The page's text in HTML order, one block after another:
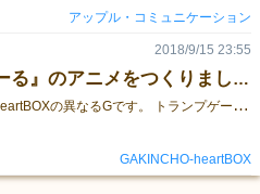
アップル・コミュニケーション
『甲冑どーる』のアニメをつくりました。
G
AKINCHO-heartBOXの異なるGです。 トランプゲーム大富豪をベースにした『甲冑どーる』は どういう事が出来るゲームなのか、 言葉では伝えづらい部分もありましたので、アニメを作りました。 第1話をYOUTUBEにUPしましたのでぜひ見てやってください！ （一応ちゃんとしたストーリーもありますよ） 本編に出てくるカードの画像データは 2個前のブログに、全てUPしてありますので、 よかったら印刷して遊んでみてくださいo(^▽^)o 尚、当初は30分で収まっていたのですが、 セリフ読み終わる前に場面がかわると指摘を喰らい、 時間調整したところ、1時間超える事になってしまいました...orz なので、前編・中編・後編の3つに分けてます。 前編・・・ルール説明 中編・・・テストプレイ 後編・・・ガチバトル （だいたい↑の用な内容になってます） https://www.youtube.com/edit?o=U&video_id=ZmsCwiPBMMk https://www.youtube.com/edit?o=U&video_id=5GAncFnAGao https://www.youtube.com/edit?o=U&video_id=fSAYu9UXWsk （異なるGで検索して頂くと、チャンネルがたぶん一番上に出てきます） 今回は3～6人で遊ぶ場合のアニメになってますので、 次回は2人で対戦する場合のアニメをUPします。 （アニメを見て頂いた方はわかると思いますが、彼？とバトルします） 今年度中にはUPしたいですね！！ ・・・いや、結構時間が掛かるんですよ。 これ作ってなかったら、今度のゲームマーケットでVol.3とVol.4も出せたんじゃないかな？
2018/9/15 23:55
GAKINCHO-heartBOX